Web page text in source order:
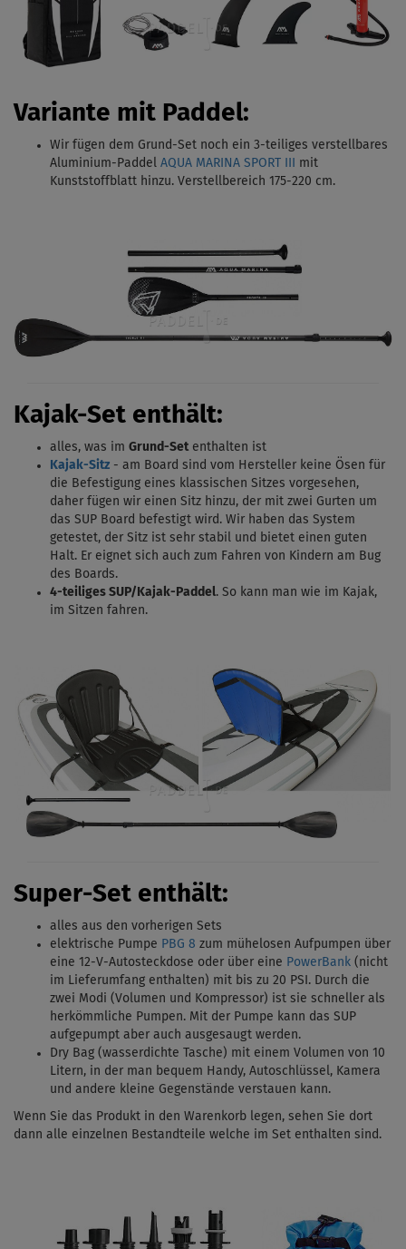
Variante mit Paddel:
Wir fügen dem Grund-Set noch ein 3-teiliges verstellbares
Aluminium-Paddel AQUA MARINA SPORT III
mit
Kunststoffblatt hinzu. Verstellbereich 175-220 cm.
Kajak-Set enthält:
alles, was im Grund-Set enthalten ist
Kajak-Sitz - am Board sind vom Hersteller keine Ösen für
die Befestigung eines klassischen Sitzes vorgesehen,
daher fügen wir einen Sitz hinzu, der mit zwei Gurten um
das SUP Board befestigt wird. Wir haben das System
getestet, der Sitz ist sehr stabil und bietet einen guten
Halt. Er eignet sich auch zum Fahren von Kindern am Bug
des Boards.
4-teiliges SUP/Kajak-Paddel. So kann man wie im Kajak,
im Sitzen fahren.
Super-Set enthält:
alles aus den vorherigen Sets
elektrische Pumpe PBG 8 zum mühelosen Aufpumpen über
eine 12-V-Autosteckdose oder über eine PowerBank (nicht
im Lieferumfang enthalten) mit bis zu 20 PSI. Durch die
zwei Modi (Volumen und Kompressor) ist sie schneller als
herkömmliche Pumpen. Mit der Pumpe kann das SUP
aufgepumpt aber auch ausgesaugt werden.
Dry Bag (wasserdichte Tasche) mit einem Volumen von 10
Litern, in der man bequem Handy, Autoschlüssel, Kamera
und andere kleine Gegenstände verstauen kann.
Wenn Sie das Produkt in den Warenkorb legen, sehen Sie dort
dann alle einzelnen Bestandteile welche im Set enthalten sind.